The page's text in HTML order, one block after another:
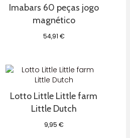
Imabars 60 peças jogo
magnético
54,91 €
Lotto Little Little farm
Little Dutch
9,95 €